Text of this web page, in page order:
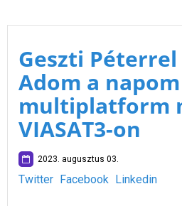
Geszti
Adom a
multiplatform
VIASAT3-on
2023. augusztus 03.
Twitter Facebook Linkedin